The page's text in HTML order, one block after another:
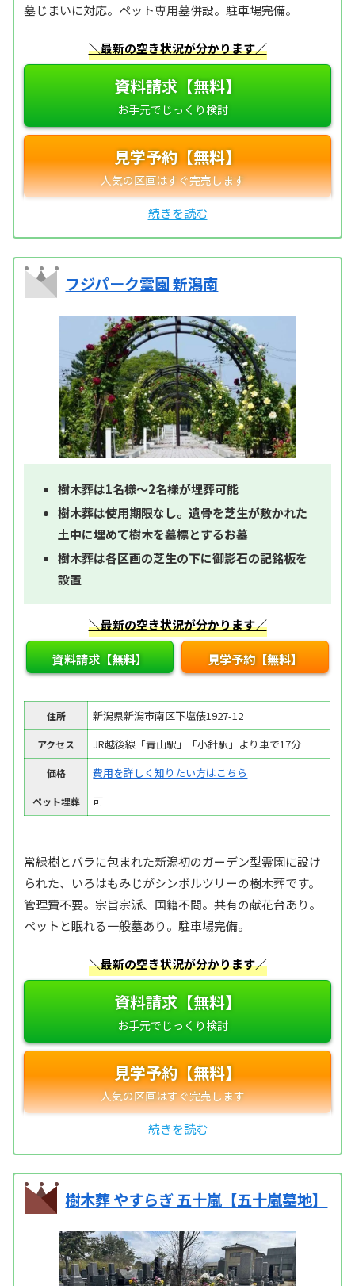
墓じまいに対応。ペット専用墓併設。駐車場完備。
＼最新の空き状況が分かります／
資料請求【無料】
見学予約【無料】
フジパーク霊園 新潟南
樹木葬は1名様～2名様が埋葬可能
樹木葬は使用期限なし。遺骨を芝生が敷かれた
土中に埋めて樹木を墓標とするお墓
樹木葬は各区画の芝生の下に御影石の記銘板を
設置
＼最新の空き状況が分かります／
資料請求【無料】 見学予約【無料】
住所 新潟県新潟市南区下塩俵1927-12
アクセス JR越後線「青山駅」「小針駅」より車で17分
価格 費用を詳しく知りたい方はこちら
ペット埋葬 可
常緑樹とバラに包まれた新潟初のガーデン型霊園に設け
られた、いろはもみじがシンボルツリーの樹木葬です。
管理費不要。宗旨宗派、国籍不問。共有の献花台あり。
ペットと眠れる一般墓あり。駐車場完備。
＼最新の空き状況が分かります／
資料請求【無料】
見学予約【無料】
樹木葬 やすらぎ 五十嵐【五十嵐墓地】